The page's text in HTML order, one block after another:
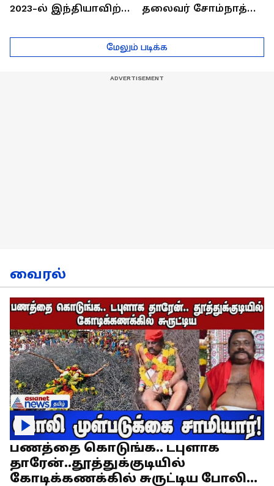
2023-ல் இந்தியாவிற்கு
வீரர்களுடன்
நேர்காணல்!
தலைவர் சோம்நாத்
நேர்காணல்! | Podcast
மேலும் படிக்க
வைரல்
பணத்தை கொடுங்க.. டபுளாக
தாரேன்..தூத்துக்குடியில்
கோடிக்கணக்கில் சுருட்டிய போலி